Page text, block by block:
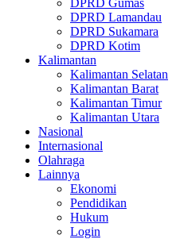
DPRD Gumas
DPRD Lamandau
DPRD Sukamara
DPRD Kotim
Kalimantan
Kalimantan Selatan
Kalimantan Barat
Kalimantan Timur
Kalimantan Utara
Nasional
Internasional
Olahraga
Lainnya
Ekonomi
Pendidikan
Hukum
Login